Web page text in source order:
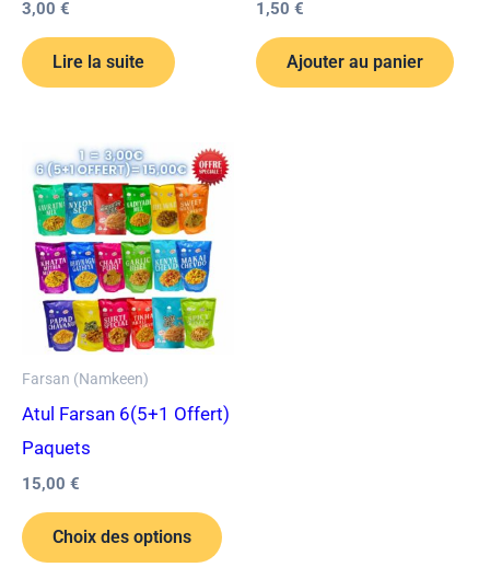
3,00 €
Lire la suite
1,50 €
Ajouter au panier
Farsan (Namkeen)
Atul Farsan 6(5+1 Offert)
Paquets
15,00 €
Choix des options
Ce
être
la